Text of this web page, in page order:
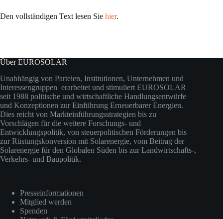
Den vollständigen Text lesen Sie hier.
Über EUROSOLAR
Unabhängig von Parteien, Institutionen, Unternehmen und
Interessengruppen erarbeitet und stimuliert EUROSOLAR
seit 1988 politische und wirtschaftliche Handlungsentwürfe
und Konzeptionen zur Einführung Erneuerbarer Energien.
Dies reicht von Markteinführungsstrategien bis zu
Vorschlägen für die weitere Forschungs- und
Entwicklungspolitik, von steuerpolitischen Förderungen bis
zur Rüstungskonversion mit Solarenergie, vom Beitrag der
Solarenergie für den Globalen Süden bis zur Landwirtschafts-,
Verkehrs- und Baupolitik.
Presseinformationen
Mitglied werden
Spenden